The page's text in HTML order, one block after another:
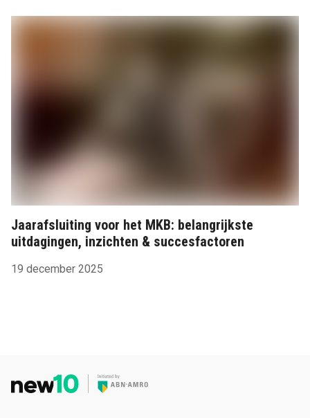
Jaarafsluiting voor het MKB: belangrijkste
uitdagingen, inzichten & succesfactoren
19 december 2025